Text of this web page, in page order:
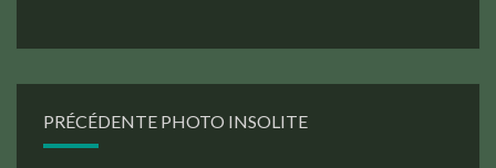
PRÉCÉDENTE PHOTO INSOLITE